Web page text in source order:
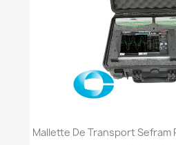
Mallette De Transport Sefram